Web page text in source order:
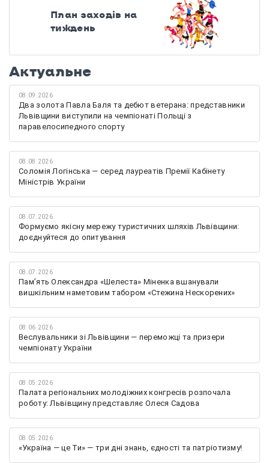
План заходів на
тиждень
Актуальне
08.09.2026
Два золота Павла Баля та дебют ветерана: представники
Львівщини виступили на чемпіонаті Польщі з
паравелосипедного спорту
08.08.2026
Соломія Логінська — серед лауреатів Премії Кабінету
Міністрів України
08.07.2026
Формуємо якісну мережу туристичних шляхів Львівщини:
доєднуйтеся до опитування
08.07.2026
Памʼять Олександра «Шелеста» Міненка вшанували
вишкільним наметовим табором «Стежина Нескорених»
08.06.2026
Веслувальники зі Львівщини — переможці та призери
чемпіонату України
08.05.2026
Палата регіональних молодіжних конгресів розпочала
роботу: Львівщину представляє Олеся Садова
08.05.2026
«Україна — це Ти» — три дні знань, єдності та патріотизму!